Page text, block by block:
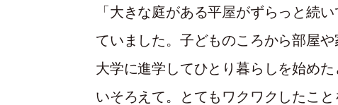
「大きな庭がある平屋がずらっと続
ていました。子どものころから部屋
大学に進学してひとり暮らしを始め
いそろえて。とてもワクワクしたこと